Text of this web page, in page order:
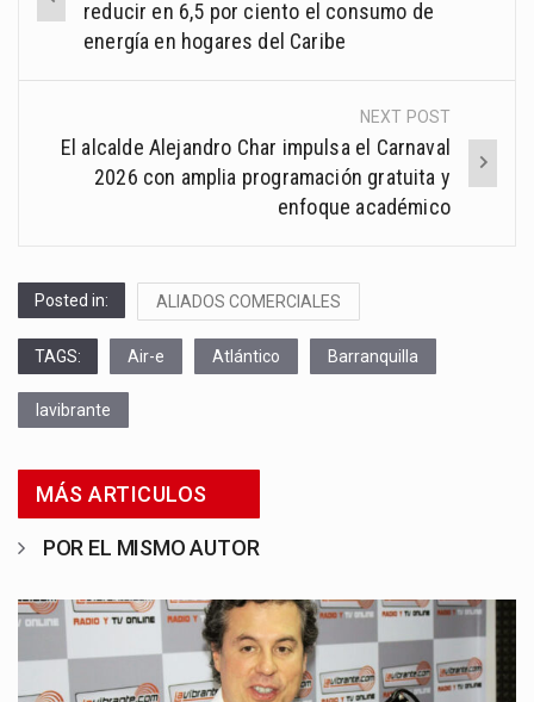
reducir en 6,5 por ciento el consumo de
energía en hogares del Caribe
NEXT POST
El alcalde Alejandro Char impulsa el Carnaval
2026 con amplia programación gratuita y
enfoque académico
Posted in: ALIADOS COMERCIALES
TAGS: Air-e Atlántico Barranquilla
lavibrante
MÁS ARTICULOS
POR EL MISMO AUTOR